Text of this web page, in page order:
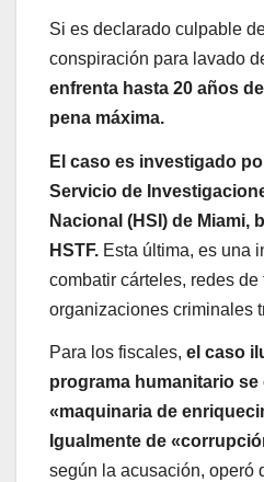
Si es declarado culpable
conspiración para lavado
enfrenta hasta 20 años
pena máxima.
El caso es investigado
Servicio de
Nacional (HSI) de Miami,
HSTF. Esta última, es una
combatir cárteles, redes de
organizaciones criminales
Para los fiscales, el caso
programa humanitario
«maquinaria de
Igualmente de
según la acusación, operó